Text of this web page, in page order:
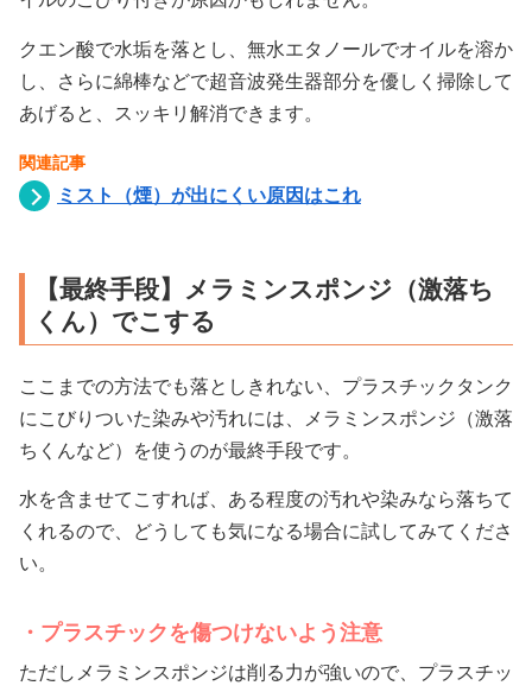
クエン酸で水垢を落とし、無水エタノールでオイルを溶か
し、さらに綿棒などで超音波発生器部分を優しく掃除して
あげると、スッキリ解消できます。
関連記事
ミスト（煙）が出にくい原因はこれ
【最終手段】メラミンスポンジ（激落ち
くん）でこする
ここまでの方法でも落としきれない、プラスチックタンク
にこびりついた染みや汚れには、メラミンスポンジ（激落
ちくんなど）を使うのが最終手段です。
水を含ませてこすれば、ある程度の汚れや染みなら落ちて
くれるので、どうしても気になる場合に試してみてくださ
い。
プラスチックを傷つけないよう注意
ただしメラミンスポンジは削る力が強いので、プラスチッ